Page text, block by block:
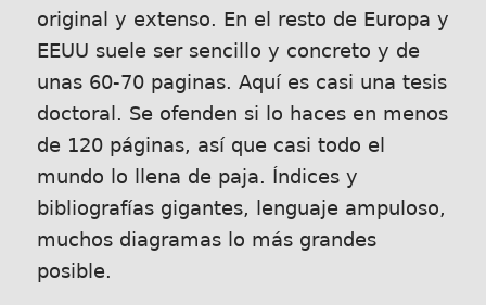
original y extenso. En el resto de Europa y
EEUU suele ser sencillo y concreto y de
unas 60-70 paginas. Aquí es casi una tesis
doctoral. Se ofenden si lo haces en menos
de 120 páginas, así que casi todo el
mundo lo llena de paja. Índices y
bibliografías gigantes, lenguaje ampuloso,
muchos diagramas lo más grandes
posible.